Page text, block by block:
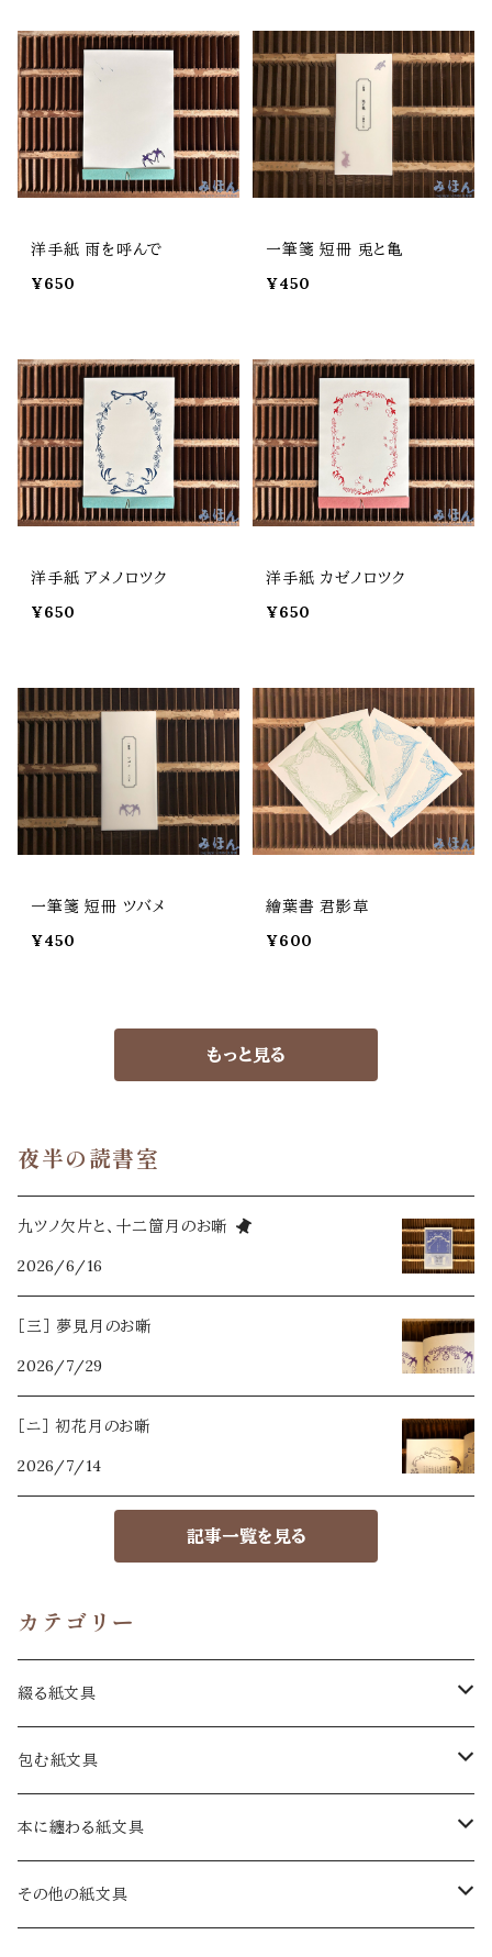
洋手紙 雨を呼んで
¥650
一筆箋 短冊 兎と亀
¥450
洋手紙 アメノロツク
¥650
洋手紙 カゼノロツク
¥650
一筆箋 短冊 ツバメ
¥450
繪葉書 君影草
¥600
もっと見る
夜半の読書室
九ツノ欠片と、十二箇月のお噺
2026/6/16
［三］ 夢見月のお噺
2026/7/29
［ニ］ 初花月のお噺
2026/7/14
記事一覧を見る
カテゴリー
綴る紙文具
手紙
十二箇月の手紙
和手紙
一筆箋
A6
カード
包む紙文具
包み紙
絵暦あわせ
封緘紙
本に纏わる紙文具
蔵書票
その他の紙文具